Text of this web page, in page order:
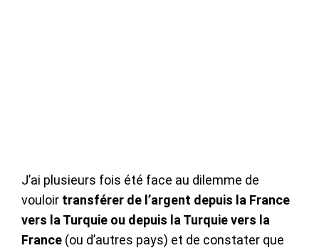
J’ai plusieurs fois été face au dilemme de
vouloir transférer de l’argent depuis la France
vers la Turquie ou depuis la Turquie vers la
France (ou d’autres pays) et de constater que